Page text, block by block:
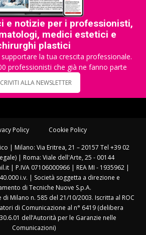
e notizie per i professionisti,
medici estetici e
plastici
la tua crescita professionale.
professionisti che già ne fanno parte
ALLA NEWSLETTER
Policy Cookie Policy
| Milano: Via Eritrea, 21 – 20157 Tel +39 02
| Roma: Viale dell'Arte, 25 - 00144
| P.IVA 07106000966 | REA MI - 1935962 |
i.v. | Società soggetta a direzione e
di Tecniche Nuove S.p.A.
Milano n. 585 del 21/10/2003. Iscritta al ROC
di Comunicazione al n° 6419 (delibera
dell’Autorità per le Garanzie nelle
Comunicazioni)